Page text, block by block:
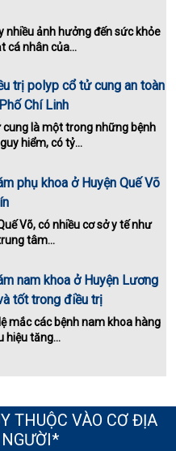
nhiều ảnh hưởng đến sức khỏe
cá nhân của...
trị polyp cổ tử cung an toàn
Chí Linh
cung là một trong những bệnh
hiểm, có tỷ...
phụ khoa ở Huyện Quế Võ
Võ, có nhiều cơ sở y tế như
tâm...
nam khoa ở Huyện Lương
tốt trong điều trị
mắc các bệnh nam khoa hàng
hiệu tăng...
THUỘC VÀO CƠ ĐỊA